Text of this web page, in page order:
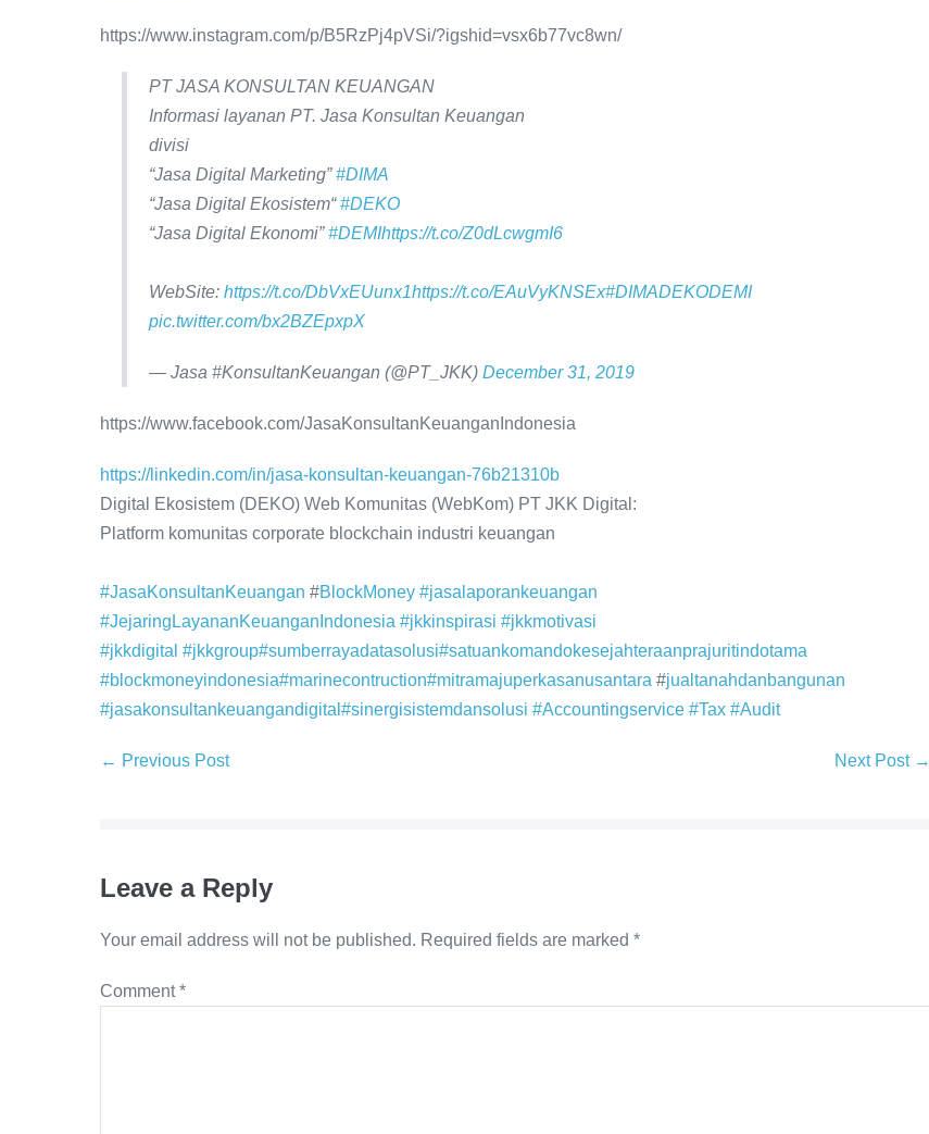
https://www.instagram.com/p/B5RzPj4pVSi/?igshid=vsx6b77vc8wn/
PT JASA KONSULTAN KEUANGAN
Informasi layanan PT. Jasa Konsultan Keuangan
divisi
“Jasa Digital Marketing”#DIMA
“Jasa Digital Ekosistem“#DEKO
“Jasa Digital Ekonomi”#DEMIhttps://t.co/Z0dLcwgmI6
WebSite: https://t.co/DbVxEUunx1https://t.co/EAuVyKNSEx#DIMADEKODEMI
pic.twitter.com/bx2BZEpxpX
— Jasa #KonsultanKeuangan (@PT_JKK) December 31, 2019
https://www.facebook.com/JasaKonsultanKeuanganIndonesia
https://linkedin.com/in/jasa-konsultan-keuangan-76b21310b
Digital Ekosistem (DEKO) Web Komunitas (WebKom) PT JKK Digital:
Platform komunitas corporate blockchain industri keuangan
#JasaKonsultanKeuangan #BlockMoney #jasalaporankeuangan
#JejaringLayananKeuanganIndonesia #jkkinspirasi #jkkmotivasi
#jkkdigital #jkkgroup#sumberrayadatasolusi#satuankomandokesejahteraanprajuritindotama
#blockmoneyindonesia#marinecontruction#mitramajuperkasanusantara #jualtanahdanbangunan
#jasakonsultankeuangandigital #sinergisistemdansolusi #Accountingservice #Tax #Audit
← Previous Post Next Post →
Leave a Reply
Your email address will not be published. Required fields are marked *
Comment*